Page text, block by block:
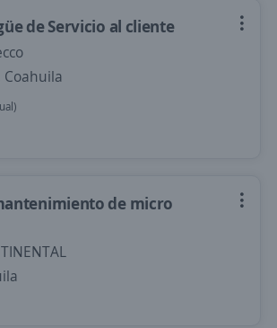
de Servicio al cliente
Coahuila
de micro